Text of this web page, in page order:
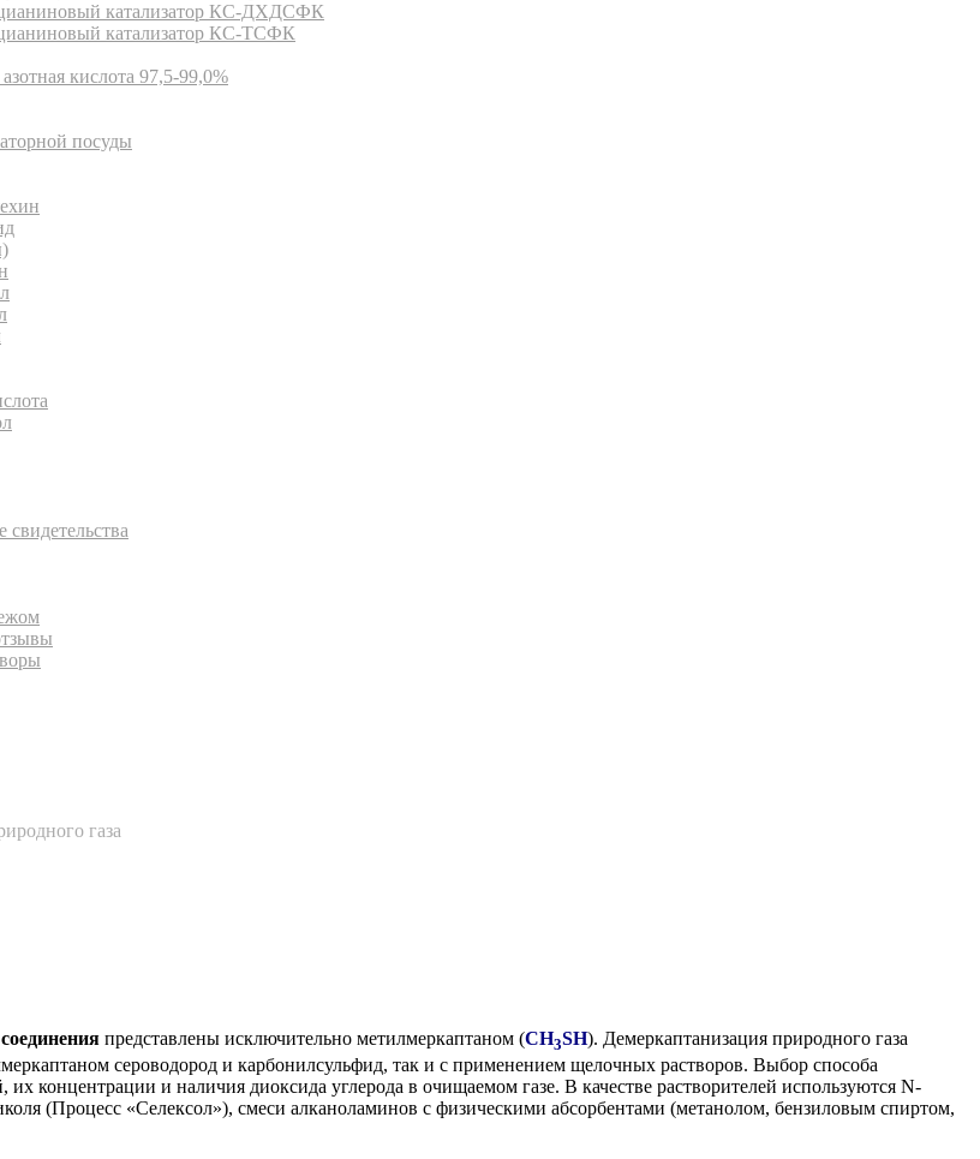
катализатор КС-ДХДСФК
катализатор КС-ТСФК
кислота 97,5-99,0%
посуды
газа
представлены исключительно метилмеркаптаном (CH3SH). Демеркаптанизация природного газа
сероводород и карбонилсульфид, так и с применением щелочных растворов. Выбор способа
концентрации и наличия диоксида углерода в очищаемом газе. В качестве растворителей используются N-
(Процесс «Селексол»), смеси алканоламинов с физическими абсорбентами (метанолом, бензиловым спиртом,